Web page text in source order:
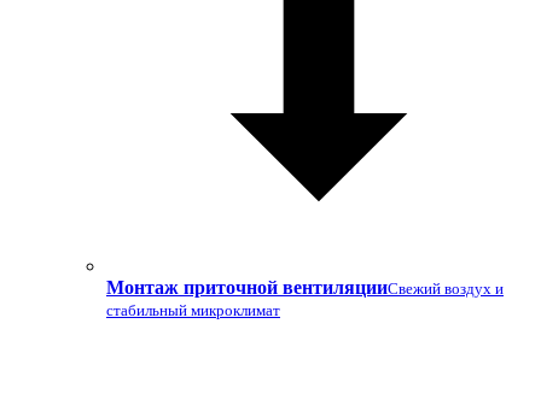
Монтаж приточной вентиляцииСвежий воздух и
стабильный микроклимат